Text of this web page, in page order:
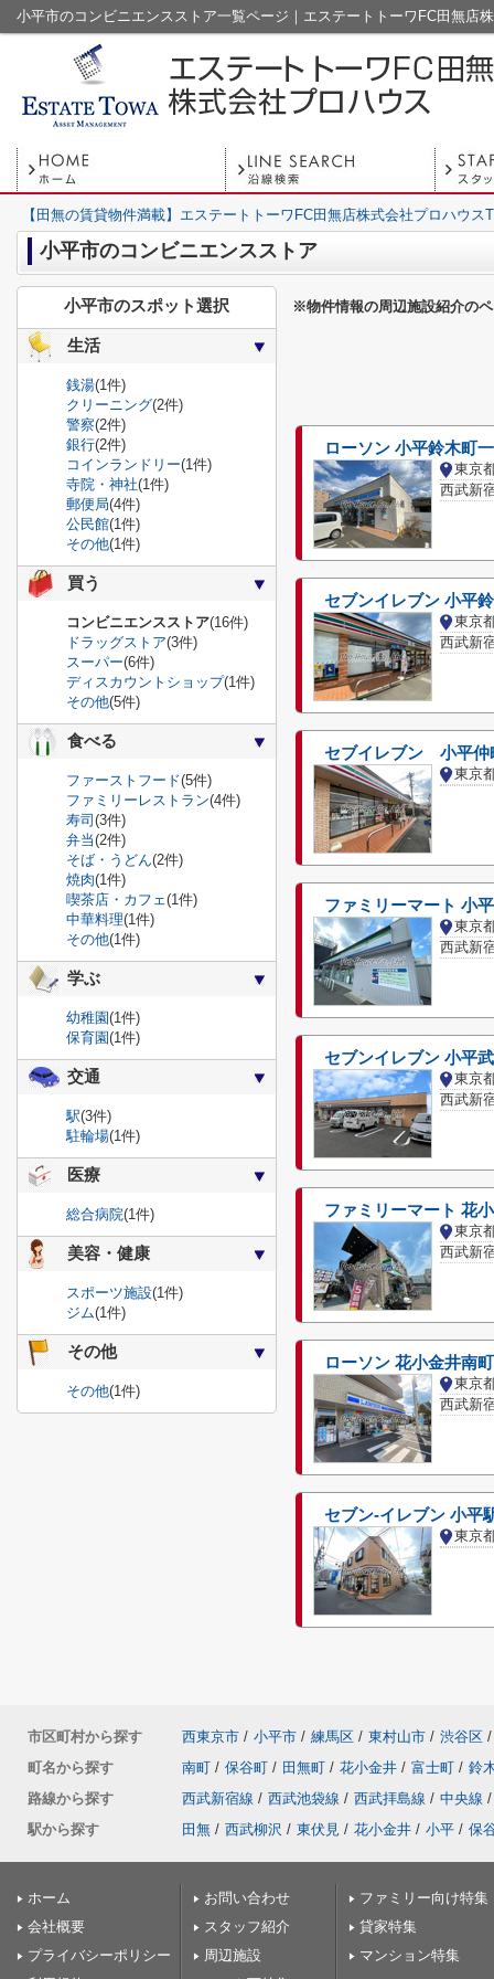
小平市のコンビニエンスストア一覧ページ｜エステートトーワFC田無店
【田無の賃貸物件満載】エステートトーワFC田無店株式会社プロハウス
小平市のコンビニエンスストア
※物件情報の周辺施設紹介の
ローソン 小平鈴木町
東京
西武新
セブンイレブン 小平
東京
西武新
セブイレブン 小平仲
東京
ファミリーマート 小
東京
西武新
セブンイレブン 小平
東京
西武新
ファミリーマート 花
西武新
ローソン 花小金井南
西武新
セブン-イレブン 小平
東京
小平市のスポット選択
生活
銭湯(1件)
クリーニング(2件)
警察(2件)
銀行(2件)
コインランドリー(1件)
寺院・神社(1件)
郵便局(4件)
公民館(1件)
その他(1件)
買う
コンビニエンスストア(16件)
ドラッグストア(3件)
スーパー(6件)
ディスカウントショップ(1件)
その他(5件)
食べる
ファーストフード(5件)
ファミリーレストラン(4件)
寿司 (3件)
弁当(2件)
そば・うどん(2件)
焼肉(1件)
喫茶店・カフェ(1件)
中華料理(1件)
その他(1件)
学ぶ
幼稚園(1件)
保育園(1件)
交通
駅(3件)
駐輪場(1件)
医療
総合病院(1件)
美容・健康
スポーツ施設(1件)
ジム(1件)
その他
その他(1件)
市区町村から探す 西東京市 / 小平市 / 練馬区 / 東村山市 / 渋谷区 /
町名から探す
南町 / 保谷町 / 田無町 / 花小金井 / 富士町 / 鈴
路線から探す
西武新宿線 / 西武池袋線 / 西武拝島線 / 中央線 /
駅から探す
田無 / 西武柳沢 / 東伏見 / 花小金井 / 小平 / 保
ホーム
会社概要
プライバシーポリシー
お問い合わせ
スタッフ紹介
周辺施設
ファミリー向け特集
貸家特集
マンション特集